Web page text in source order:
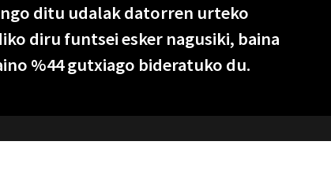
ditu udalak datorren urteko
diru funtsei esker nagusiki, baina
%44 gutxiago bideratuko du.